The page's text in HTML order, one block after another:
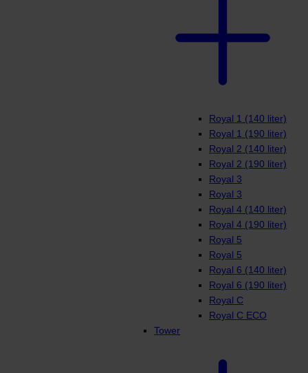
Royal 1 (140 liter)
Royal 1 (190 liter)
Royal 2 (140 liter)
Royal 2 (190 liter)
Royal 3
Royal 3
Royal 4 (140 liter)
Royal 4 (190 liter)
Royal 5
Royal 5
Royal 6 (140 liter)
Royal 6 (190 liter)
Royal C
Royal C ECO
Tower